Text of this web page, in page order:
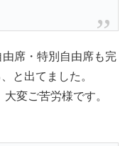
席・特別自由席も完
と出てました。
変ご苦労様です。